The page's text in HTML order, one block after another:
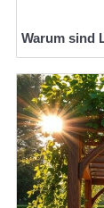
Warum sind